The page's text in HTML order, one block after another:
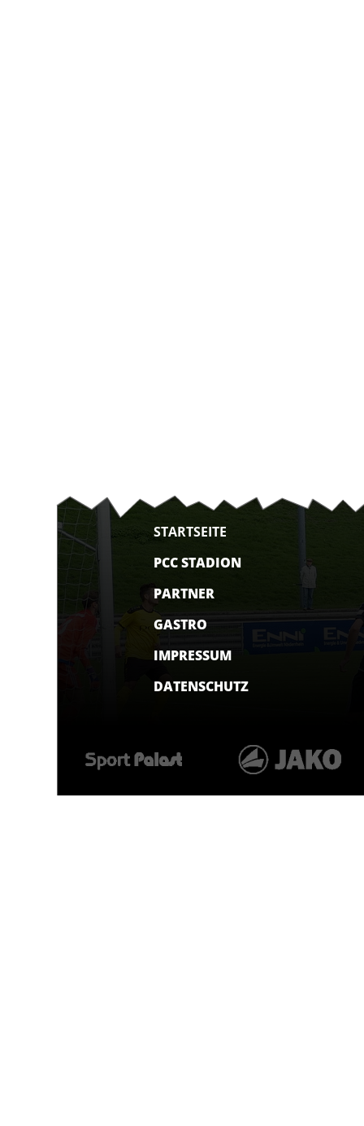
STARTSEITE
PCC STADION
PARTNER
GASTRO
IMPRESSUM
DATENSCHUTZ